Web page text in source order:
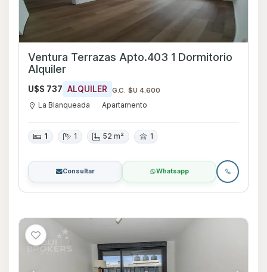
Ventura Terrazas Apto.403 1 Dormitorio
Alquiler
U$S 737 ALQUILER G.C. $U 4.600
La Blanqueada Apartamento
1 1 52 m² 1
Consultar Whatsapp